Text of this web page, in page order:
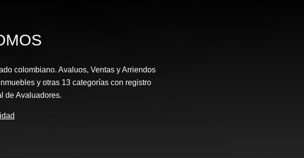
colombiano. Avaluos, Ventas y Arriendos
y otras 13 categorías con registro
de Avaluadores.